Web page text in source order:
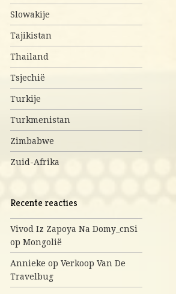
Slowakije
Tajikistan
Thailand
Tsjechië
Turkije
Turkmenistan
Zimbabwe
Zuid-Afrika
Recente reacties
Vivod Iz Zapoya Na Domy_cnSi
op Mongolië
Annieke op Verkoop Van De
Travelbug